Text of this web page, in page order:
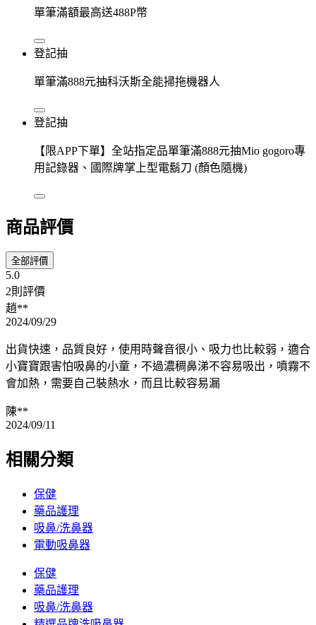
單筆滿額最高送488P幣
登記抽
單筆滿888元抽科沃斯全能掃拖機器人
登記抽
【限APP下單】全站指定品單筆滿888元抽Mio gogoro專
用記錄器、國際牌掌上型電鬍刀 (顏色隨機)
商品評價
全部評價
5.0
2則評價
趙**
2024/09/29
出貨快速，品質良好，使用時聲音很小、吸力也比較弱，適合
小寶寶跟害怕吸鼻的小童，不過濃稠鼻涕不容易吸出，噴霧不
會加熱，需要自己裝熱水，而且比較容易漏
陳**
2024/09/11
相關分類
保健
藥品護理
吸鼻/洗鼻器
電動吸鼻器
保健
藥品護理
吸鼻/洗鼻器